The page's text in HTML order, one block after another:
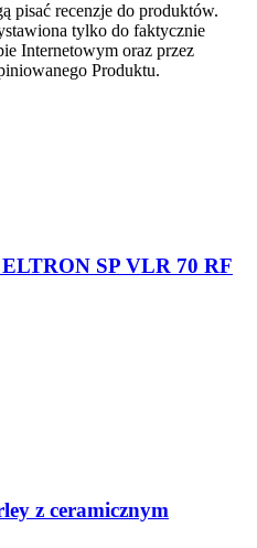
pisać recenzje do produktów.
tylko do faktycznie
Internetowym oraz przez
Produktu.
SP VLR 70 RF
z ceramicznym